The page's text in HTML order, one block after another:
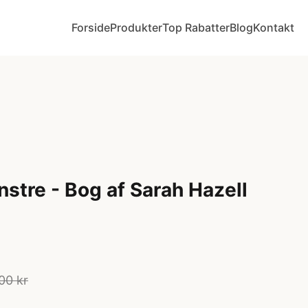
ForsideProdukterTop RabatterBlogKontakt
- Bog af Sarah Hazell
kr